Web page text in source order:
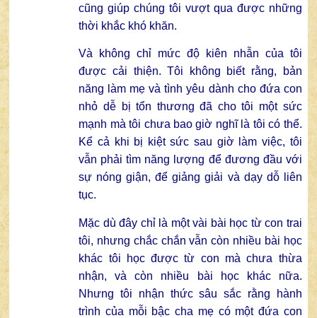
cũng giúp chúng tôi vượt qua được những
thời khắc khó khăn.
Và không chỉ mức độ kiên nhẫn của tôi
được cải thiện. Tôi không biết rằng, bản
năng làm mẹ và tình yêu dành cho đứa con
nhỏ dễ bị tổn thương đã cho tôi một sức
mạnh mà tôi chưa bao giờ nghĩ là tôi có thể.
Kể cả khi bị kiệt sức sau giờ làm việc, tôi
vẫn phải tìm năng lượng để đương đầu với
sự nóng giận, để giảng giải và dạy dỗ liên
tục.
Mặc dù đây chỉ là một vài bài học từ con trai
tôi, nhưng chắc chắn vẫn còn nhiều bài học
khác tôi học được từ con mà chưa thừa
nhận, và còn nhiều bài học khác nữa.
Nhưng tôi nhận thức sâu sắc rằng hành
trình của mỗi bậc cha mẹ có một đứa con